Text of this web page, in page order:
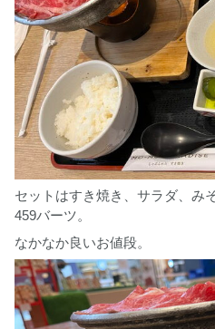
セットはすき焼き、サラダ、み
459バーツ。
なかなか良いお値段。